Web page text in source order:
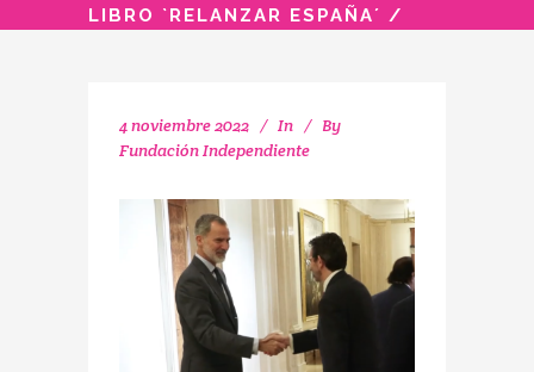
LIBRO `RELANZAR ESPAÑA´ /
4 noviembre 2022 In
By
Fundación Independiente